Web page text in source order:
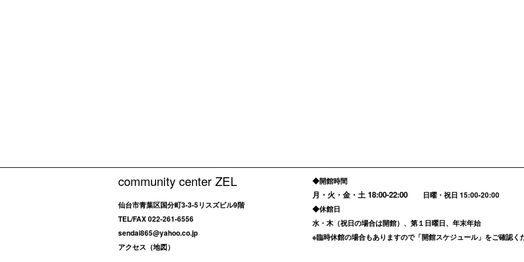
community center ZEL
仙台市青葉区国分町3-3-5リスズビル9階
TEL/FAX 022-261-6556
sendai865@yahoo.co.jp
アクセス（地図）
◆開館時間
月・火・金・土 18:00-22:00 日曜・祝日 15:00-20:00
◆休館日
水・木（祝日の場合は開館）、第１日曜日、年末年始
※臨時休館の場合もありますので「開館スケジュール」をご確認く